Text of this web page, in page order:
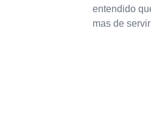
entendido
mas de